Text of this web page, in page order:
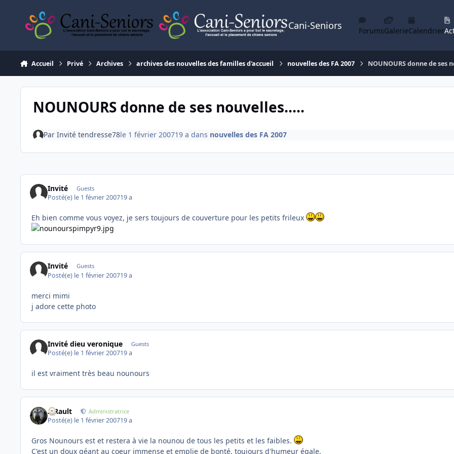
Cani-Seniors ForumsGalerieCalendrier
Accueil Privé Archives archives des nouvelles des familles d'accueil nouvelles des FA 2007 NOUNOURS donne de ses
NOUNOURS donne de ses nouvelles.....
Par Invité tendresse78le 1 février 200719 a dans nouvelles des FA 2007
Invité Guests
Posté(e) le 1 février 200719 a
Eh bien comme vous voyez, je sers toujours de couverture pour les petits frileux
Invité Guests
Posté(e) le 1 février 200719 a
merci mimi
j adore cette photo
Invité dieu veronique Guests
Posté(e) le 1 février 200719 a
il est vraiment très beau nounours
S.Rault Administratrice
Posté(e) le 1 février 200719 a
Gros Nounours est et restera à vie la nounou de tous les petits et les faibles.
C'est un doux géant au coeur immense et emplie de bonté, toujours d'humeur égale.